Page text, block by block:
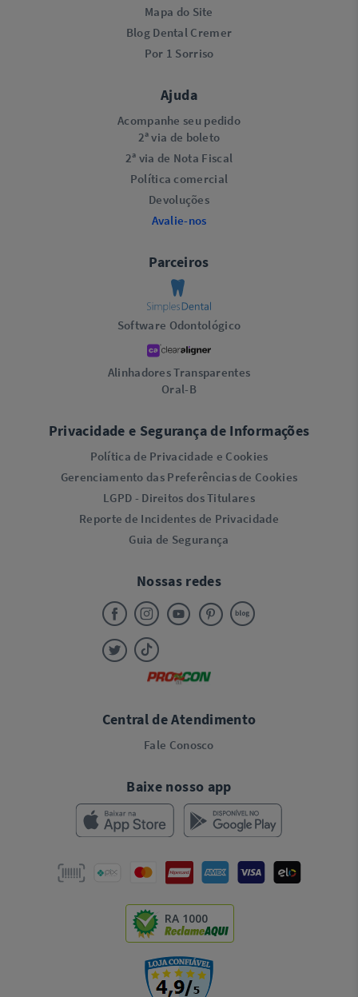
Mapa do Site
Blog Dental Cremer
Por 1 Sorriso
Ajuda
Acompanhe seu pedido
2ª via de boleto
2ª via de Nota Fiscal
Política comercial
Devoluções
Avalie-nos
Parceiros
Software Odontológico
Alinhadores Transparentes
Oral-B
Privacidade e Segurança de Informações
Política de Privacidade e Cookies
Gerenciamento das Preferências de Cookies
LGPD - Direitos dos Titulares
Reporte de Incidentes de Privacidade
Guia de Segurança
Nossas redes
Central de Atendimento
Fale Conosco
Baixe nosso app
RA 1000